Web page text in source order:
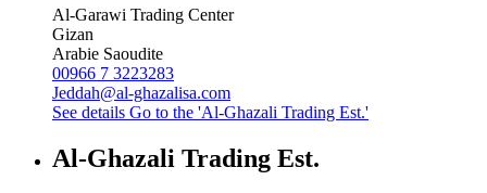
Al-Garawi Trading Center
Gizan
Arabie Saoudite
00966 7 3223283
Jeddah@al-ghazalisa.com
See details Go to the 'Al-Ghazali Trading Est.'
Al-Ghazali Trading Est.